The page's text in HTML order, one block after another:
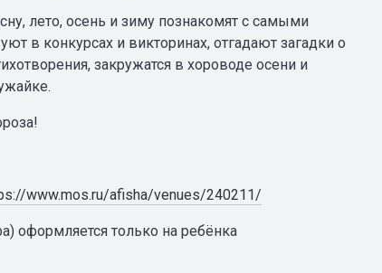
лето, осень и зиму познакомят с самыми
в конкурсах и викторинах, отгадают загадки о
закружатся в хороводе осени и
www.mos.ru/afisha/venues/240211/
оформляется только на ребёнка